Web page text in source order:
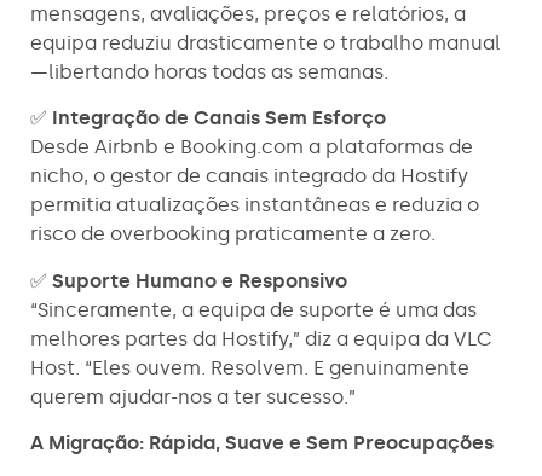
mensagens, avaliações, preços e relatórios, a
equipa reduziu drasticamente o trabalho manual
—libertando horas todas as semanas.
✅ Integração de Canais Sem Esforço
Desde Airbnb e Booking.com a plataformas de
nicho, o gestor de canais integrado da Hostify
permitia atualizações instantâneas e reduzia o
risco de overbooking praticamente a zero.
✅ Suporte Humano e Responsivo
“Sinceramente, a equipa de suporte é uma das
melhores partes da Hostify,” diz a equipa da VLC
Host. “Eles ouvem. Resolvem. E genuinamente
querem ajudar-nos a ter sucesso.”
A Migração: Rápida, Suave e Sem Preocupações